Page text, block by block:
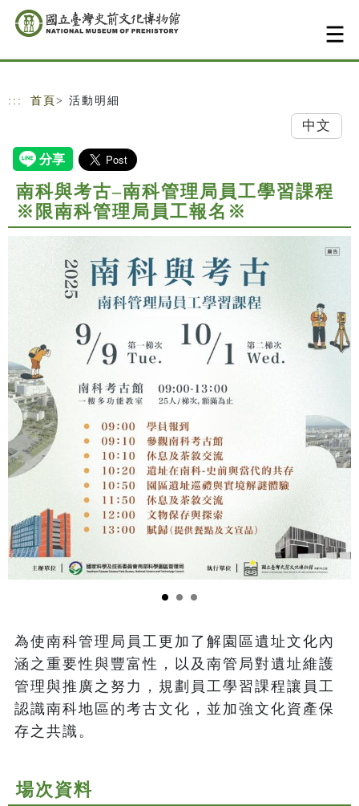
跳到主要內容
網站導覽
::: 首頁 > 活動明細
中文
南科與考古–南科管理局員工學習課程
※限南科管理局員工報名※
為使南科管理局員工更加了解園區遺址文化內
涵之重要性與豐富性，以及南管局對遺址維護
管理與推廣之努力，規劃員工學習課程讓員工
認識南科地區的考古文化，並加強文化資產保
存之共識。
場次資料